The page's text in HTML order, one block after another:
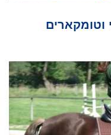
וטומקארים